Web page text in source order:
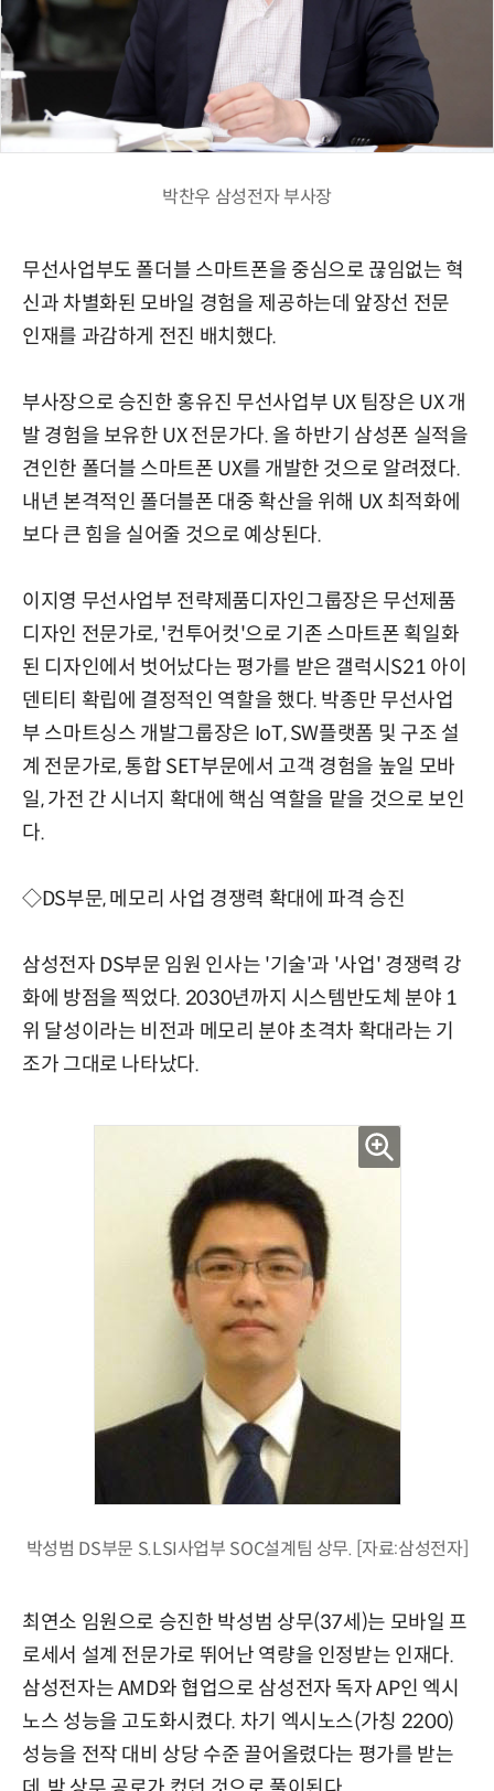
박찬우 삼성전자 부사장
무선사업부도 폴더블 스마트폰을 중심으로 끊임없는 혁
신과 차별화된 모바일 경험을 제공하는데 앞장선 전문
인재를 과감하게 전진 배치했다.
부사장으로 승진한 홍유진 무선사업부 UX 팀장은 UX 개
발 경험을 보유한 UX 전문가다. 올 하반기 삼성폰 실적을
견인한 폴더블 스마트폰 UX를 개발한 것으로 알려졌다.
내년 본격적인 폴더블폰 대중 확산을 위해 UX 최적화에
보다 큰 힘을 실어줄 것으로 예상된다.
이지영 무선사업부 전략제품디자인그룹장은 무선제품
디자인 전문가로, '컨투어컷'으로 기존 스마트폰 획일화
된 디자인에서 벗어났다는 평가를 받은 갤럭시S21 아이
덴티티 확립에 결정적인 역할을 했다. 박종만 무선사업
부 스마트싱스 개발그룹장은 IoT, SW플랫폼 및 구조 설
계 전문가로, 통합 SET부문에서 고객 경험을 높일 모바
일, 가전 간 시너지 확대에 핵심 역할을 맡을 것으로 보인
다.
◇DS부문, 메모리 사업 경쟁력 확대에 파격 승진
삼성전자 DS부문 임원 인사는 '기술'과 '사업' 경쟁력 강
화에 방점을 찍었다. 2030년까지 시스템반도체 분야 1
위 달성이라는 비전과 메모리 분야 초격차 확대라는 기
조가 그대로 나타났다.
박성범 DS부문 S.LSI사업부 SOC설계팀 상무. [자료:삼성전자]
최연소 임원으로 승진한 박성범 상무(37세)는 모바일 프
로세서 설계 전문가로 뛰어난 역량을 인정받는 인재다.
삼성전자는 AMD와 협업으로 삼성전자 독자 AP인 엑시
노스 성능을 고도화시켰다. 차기 엑시노스(가칭 2200)
성능을 전작 대비 상당 수준 끌어올렸다는 평가를 받는